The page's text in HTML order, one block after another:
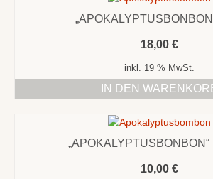
18,00 €
inkl. 19 % MwSt.
IN DEN
10,00 €